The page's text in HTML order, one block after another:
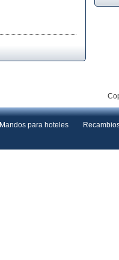
Mandos para hoteles